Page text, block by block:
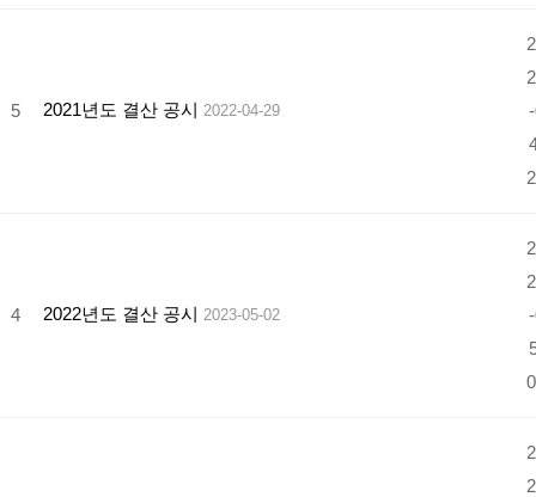
5 2021년도 결산 공시 2022-04-29
4 2022년도 결산 공시 2023-05-02